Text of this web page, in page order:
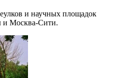
и научных площадок
и Москва-Сити.